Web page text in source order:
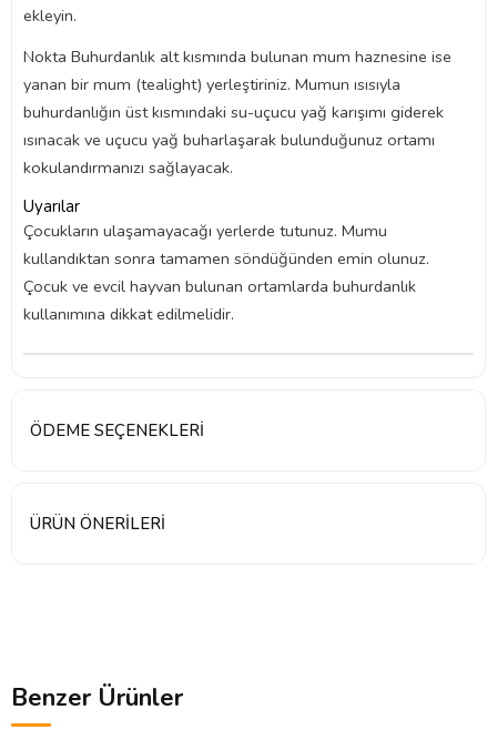
ekleyin.
Nokta Buhurdanlık alt kısmında bulunan mum haznesine ise
yanan bir mum (tealight) yerleştiriniz. Mumun ısısıyla
buhurdanlığın üst kısmındaki su-uçucu yağ karışımı giderek
ısınacak ve uçucu yağ buharlaşarak bulunduğunuz ortamı
kokulandırmanızı sağlayacak.
Uyarılar
Çocukların ulaşamayacağı yerlerde tutunuz. Mumu
kullandıktan sonra tamamen söndüğünden emin olunuz.
Çocuk ve evcil hayvan bulunan ortamlarda buhurdanlık
kullanımına dikkat edilmelidir.
ÖDEME SEÇENEKLERI
ÜRÜN ÖNERILERI
Benzer Ürünler